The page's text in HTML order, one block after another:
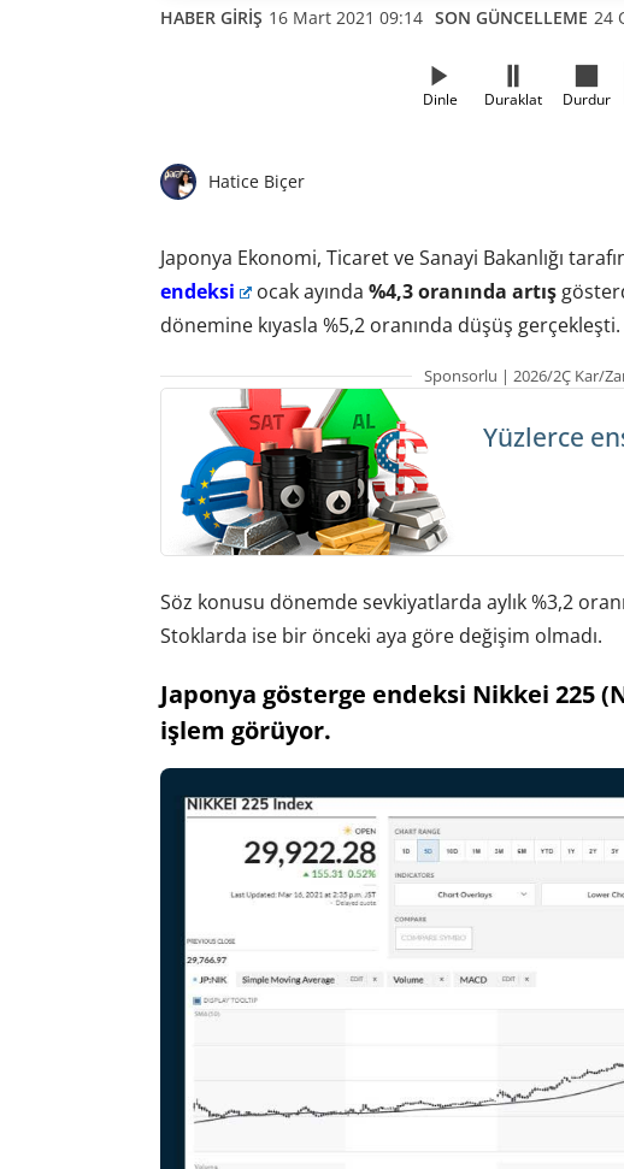
HABER GİRİŞ 16 Mart 2021 09:14 SON GÜNCELLEME 24
Dinle Duraklat Durdur
Hatice Biçer
Japonya Ekonomi, Ticaret ve Sanayi Bakanlığı
endeksi
ocak ayında%4,3 oranında artış
dönemine kıyasla %5,2 oranında düşüş gerçekleşti.
Sponsorlu | 2026/2Ç Kar/
Yüzlerce
Söz konusu dönemde sevkiyatlarda aylık %3,2
Stoklarda ise bir önceki aya göre değişim olmadı.
Japonya gösterge endeksi Nikkei 225
işlem görüyor.